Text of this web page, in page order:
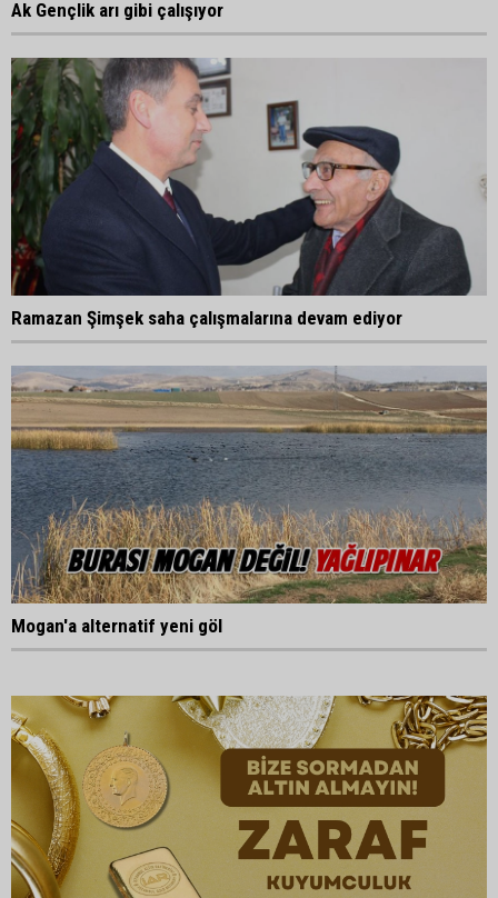
Ak Gençlik arı gibi çalışıyor
Ramazan Şimşek saha çalışmalarına devam ediyor
Mogan'a alternatif yeni göl